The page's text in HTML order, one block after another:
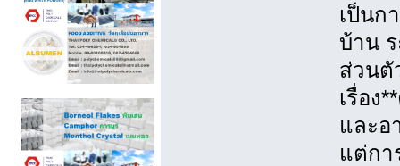
เป็นก
บ้าน
ส่วนตั
เรื่อง
และอ
แต่กา